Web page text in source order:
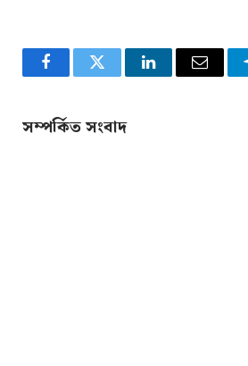
FacebookTwitter LinkedInEmail
সম্পর্কিত সংবাদ